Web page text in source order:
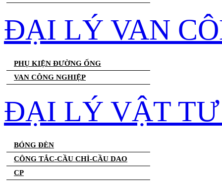
ĐẠI LÝ VAN
PHỤ KIỆN ĐƯỜNG ỐNG
VAN CÔNG NGHIỆP
ĐẠI LÝ VẬT TƯ
BÓNG ĐÈN
CÔNG TẮC-CẦU CHÌ-CẦU DAO
CP